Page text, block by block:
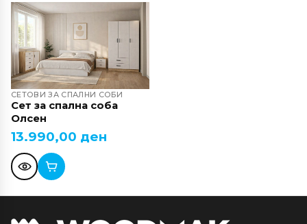
СЕТОВИ ЗА СПАЛНИ СОБИ
Сет за спална соба
Олсен
13.990,00 ден